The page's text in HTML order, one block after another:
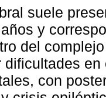
suele
y
del
dificultades
con